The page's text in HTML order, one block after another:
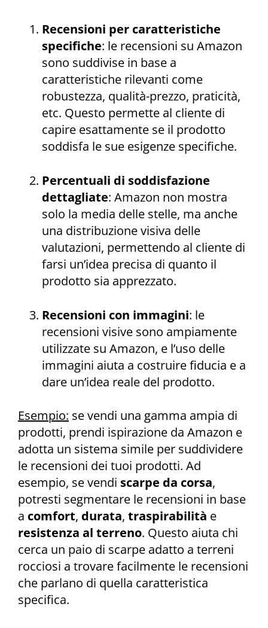
Recensioni per caratteristiche
specifiche: le recensioni su Amazon
sono suddivise in base a
caratteristiche rilevanti come
robustezza, qualità-prezzo, praticità,
etc. Questo permette al cliente di
capire esattamente se il prodotto
soddisfa le sue esigenze specifiche.
Percentuali di soddisfazione
dettagliate: Amazon non mostra
solo la media delle stelle, ma anche
una distribuzione visiva delle
valutazioni, permettendo al cliente di
farsi un’idea precisa di quanto il
prodotto sia apprezzato.
Recensioni con immagini: le
recensioni visive sono ampiamente
utilizzate su Amazon, e l’uso delle
immagini aiuta a costruire fiducia e a
dare un’idea reale del prodotto.
Esempio: se vendi una gamma ampia di
prodotti, prendi ispirazione da Amazon e
adotta un sistema simile per suddividere
le recensioni dei tuoi prodotti. Ad
esempio, se vendi scarpe da corsa,
potresti segmentare le recensioni in base
a comfort, durata, traspirabilità e
resistenza al terreno. Questo aiuta chi
cerca un paio di scarpe adatto a terreni
rocciosi a trovare facilmente le recensioni
che parlano di quella caratteristica
specifica.